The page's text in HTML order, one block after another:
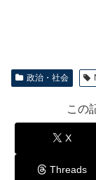
政治・社会
この
X
Threads